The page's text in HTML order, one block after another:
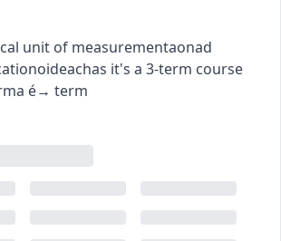
unit of measurementaonad
oideachas it's a 3-term course
é→ term